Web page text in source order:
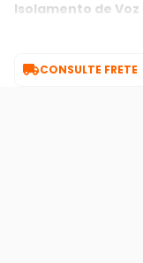
Isolamento de Voz
CONSULTE FRETE